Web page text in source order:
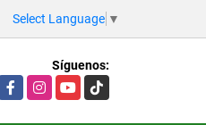
Select Language ▼
Síguenos:
FacebookInstagramYouTubeTikTok